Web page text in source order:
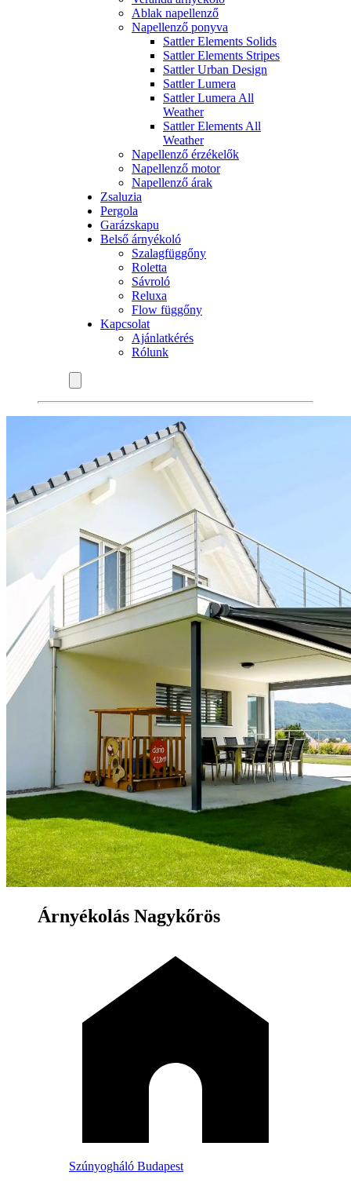
Ablak napellenző
Napellenző ponyva
Sattler Elements Solids
Sattler Elements Stripes
Sattler Urban Design
Sattler Lumera
Sattler Lumera All
Weather
Sattler Elements All
Weather
Napellenző érzékelők
Napellenző motor
Napellenző árak
Zsaluzia
Pergola
Garázskapu
Belső árnyékoló
Szalagfüggőny
Roletta
Sávroló
Reluxa
Flow függőny
Kapcsolat
Ajánlatkérés
Rólunk
Árnyékolás Nagykőrös
Szúnyogháló Budapest